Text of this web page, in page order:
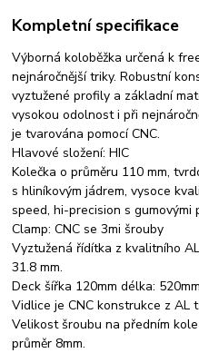
Kompletní specifikace
Výborná koloběžka určená k
nejnáročnější triky. Robustní
vyztužené profily a základní
vysokou odolnost i při
je tvarována pomocí CNC.
Hlavové složení: HIC
Kolečka o průměru 110 mm,
s hliníkovým jádrem, vysoce
speed, hi-precision s gumovými
Clamp: CNC se 3mi šrouby
Vyztužená řídítka z kvalitního
31.8 mm.
Deck šířka 120mm délka: 520mm
Vidlice je CNC konstrukce z AL
Velikost šroubu na předním
průměr 8mm.